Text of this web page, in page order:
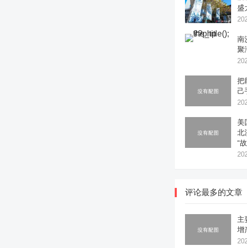
盛
南
聚
把
己
美
北
“
评论最多的文章
主
增